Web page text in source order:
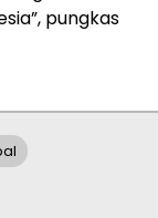
pungkas